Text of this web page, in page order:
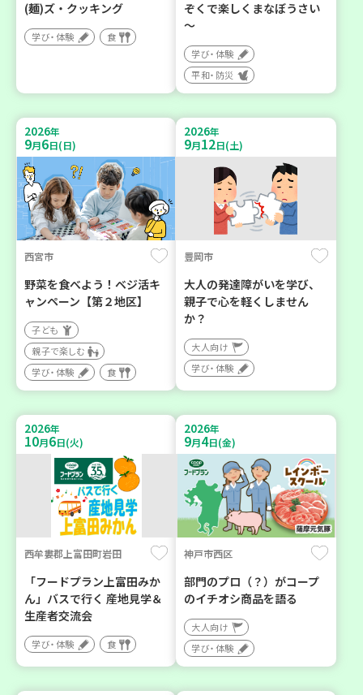
(麺)ズ・クッキング
学び・体験 食
ぞくで楽しくまなぼうさい
～
学び・体験
平和・防災
2026年
9月6日(日)
西宮市
野菜を食べよう！ベジ活キ
ャンペーン【第２地区】
子ども
親子で楽しむ
学び・体験
食
2026年
9月12日(土)
豊岡市
大人の発達障がいを学び、
親子で心を軽くしません
か？
大人向け
学び・体験
2026年
10月6日(火)
西牟婁郡上富田町岩田
「フードプラン上富田みか
ん」バスで行く 産地見学＆
生産者交流会
学び・体験 食
2026年
9月4日(金)
神戸市西区
部門のプロ（？）がコープ
のイチオシ商品を語る
大人向け
学び・体験